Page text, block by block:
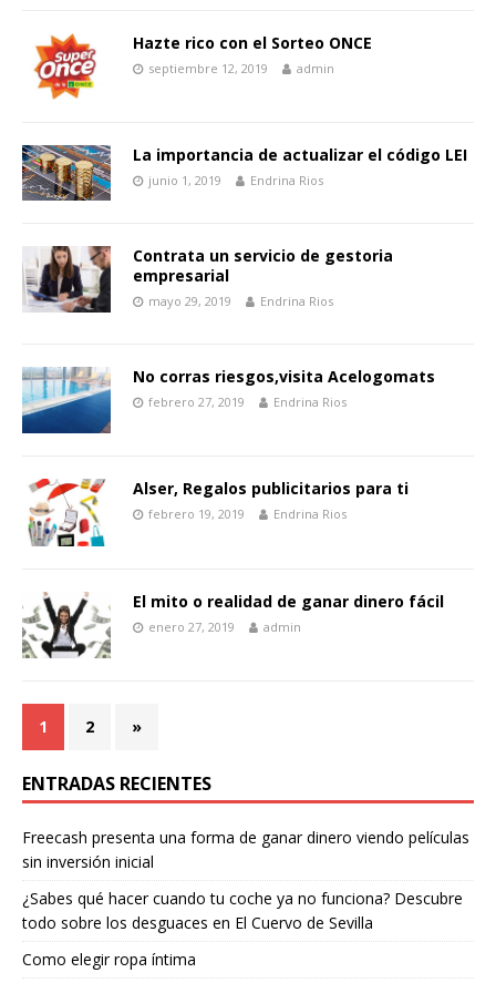
Hazte rico con el Sorteo ONCE
septiembre 12, 2019 admin
La importancia de actualizar el código LEI
junio 1, 2019 Endrina Rios
Contrata un servicio de gestoria
empresarial
mayo 29, 2019 Endrina Rios
No corras riesgos,visita Acelogomats
febrero 27, 2019 Endrina Rios
Alser, Regalos publicitarios para ti
febrero 19, 2019 Endrina Rios
El mito o realidad de ganar dinero fácil
enero 27, 2019 admin
1 2 »
ENTRADAS RECIENTES
Freecash presenta una forma de ganar dinero viendo películas
sin inversión inicial
¿Sabes qué hacer cuando tu coche ya no funciona? Descubre
todo sobre los desguaces en El Cuervo de Sevilla
Como elegir ropa íntima